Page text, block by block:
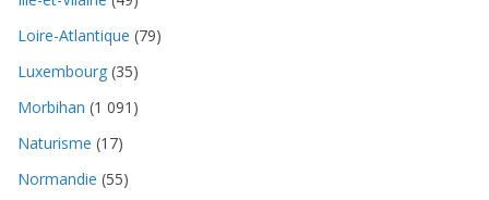
Loire-Atlantique (79)
Luxembourg (35)
Morbihan (1 091)
Naturisme (17)
Normandie (55)